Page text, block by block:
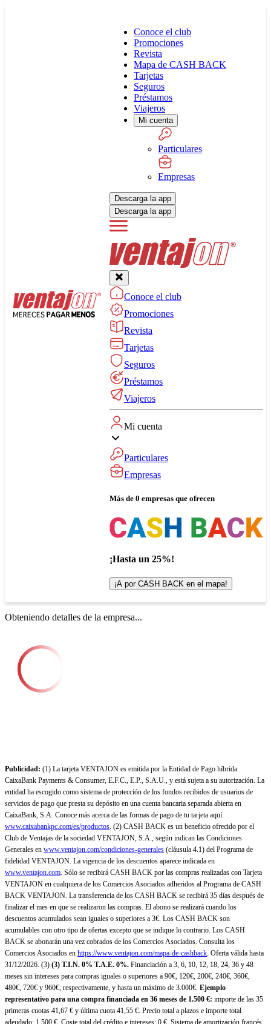
Conoce el club
Promociones
Revista
Mapa de CASH BACK
Tarjetas
Seguros
Préstamos
Viajeros
Mi cuenta
Particulares
Empresas
Descarga la app
Descarga la app
Conoce el club
Promociones
Revista
Tarjetas
Seguros
Préstamos
Viajeros
Mi cuenta
Particulares
Empresas
Más de 0 empresas que ofrecen
¡Hasta un 25%!
¡A por CASH BACK en el mapa!
Obteniendo detalles de la empresa...
Publicidad: (1) La tarjeta VENTAJON es emitida por la Entidad de Pago híbrida
CaixaBank Payments & Consumer, E.F.C., E.P., S.A.U., y está sujeta a su autorización. La
entidad ha escogido como sistema de protección de los fondos recibidos de usuarios de
servicios de pago que presta su depósito en una cuenta bancaria separada abierta en
CaixaBank, S.A. Conoce más acerca de las formas de pago de tu tarjeta aquí:
www.caixabankpc.com/es/productos. (2) CASH BACK es un beneficio ofrecido por el
Club de Ventajas de la sociedad VENTAJON, S.A., según indican las Condiciones
Generales en www.ventajon.com/condiciones-generales (cláusula 4.1) del Programa de
fidelidad VENTAJON. La vigencia de los descuentos aparece indicada en
www.ventajon.com. Sólo se recibirá CASH BACK por las compras realizadas con Tarjeta
VENTAJON en cualquiera de los Comercios Asociados adheridos al Programa de CASH
BACK VENTAJON. La transferencia de los CASH BACK se recibirá 35 días después de
finalizar el mes en que se realizaron las compras. El abono se realizará cuando los
descuentos acumulados sean iguales o superiores a 3€. Los CASH BACK son
acumulables con otro tipo de ofertas excepto que se indique lo contrario. Los CASH
BACK se abonarán una vez cobrados de los Comercios Asociados. Consulta los
Comercios Asociados en https://www.ventajon.com/mapa-de-cashback. Oferta válida hasta
31/12/2026. (3) (3) T.I.N. 0% T.A.E. 0%. Financiación a 3, 6, 10, 12, 18, 24, 36 y 48
meses sin intereses para compras iguales o superiores a 90€, 120€, 200€, 240€, 360€,
480€, 720€ y 960€, respectivamente, y hasta un máximo de 3.000€. Ejemplo
representativo para una compra financiada en 36 meses de 1.500 €: importe de las 35
primeras cuotas 41,67 € y última cuota 41,55 €. Precio total a plazos e importe total
adeudado: 1.500 €. Coste total del crédito e intereses: 0 €. Sistema de amortización francés.